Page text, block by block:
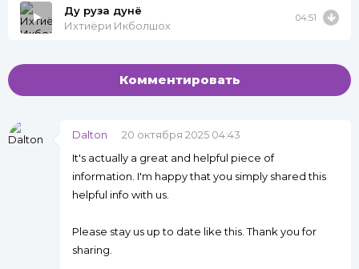
Ду руза дунё
Ихтиёри Икболшох
04:51
Комментировать
Dalton
20 октября 2025 04:43
It's actually a great and helpful piece of
information. I'm happy that you simply shared this
helpful info with us.
Please stay us up to date like this. Thank you for
sharing.